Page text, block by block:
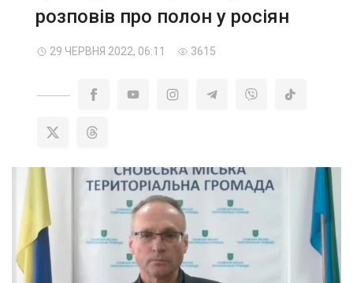
розповів про полон у росіян
29 ЧЕРВНЯ 2022, 06:11 3615